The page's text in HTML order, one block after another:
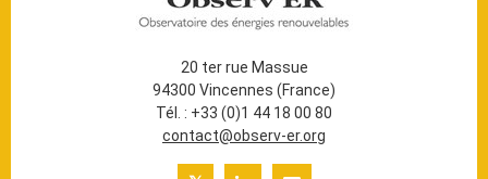
20 ter rue Massue
94300 Vincennes (France)
Tél. : +33 (0)1 44 18 00 80
contact@observ-er.org